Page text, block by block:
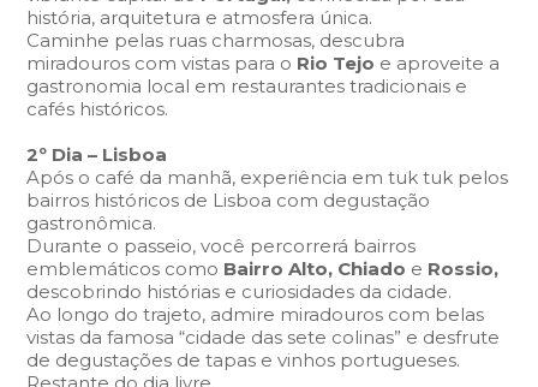
história, arquitetura e atmosfera única.
Caminhe pelas ruas charmosas, descubra
miradouros com vistas para o Rio Tejo e aproveite a
gastronomia local em restaurantes tradicionais e
cafés históricos.
2º Dia – Lisboa
Após o café da manhã, experiência em tuk tuk pelos
bairros históricos de Lisboa com degustação
gastronômica.
Durante o passeio, você percorrerá bairros
emblemáticos como Bairro Alto, Chiado e Rossio,
descobrindo histórias e curiosidades da cidade.
Ao longo do trajeto, admire miradouros com belas
vistas da famosa“cidade das sete colinas” e desfrute
de degustações de tapas e vinhos portugueses.